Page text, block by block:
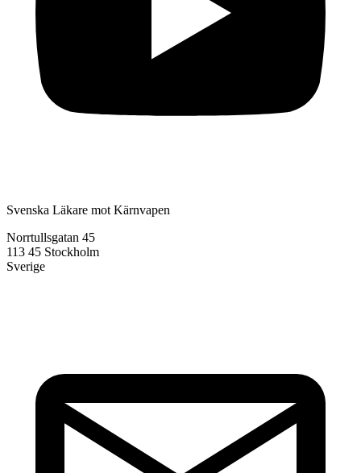
Svenska Läkare mot Kärnvapen
Norrtullsgatan 45
113 45 Stockholm
Sverige